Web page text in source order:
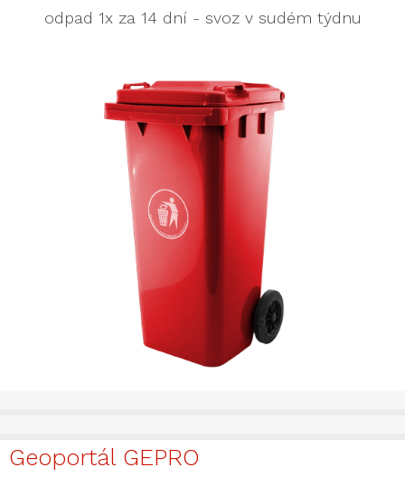
odpad 1x za 14 dní - svoz v sudém týdnu
Geoportál GEPRO